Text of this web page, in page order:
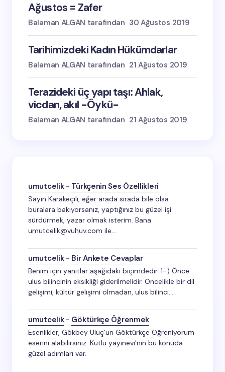
Ağustos = Zafer
Balaman ALGAN tarafından 30 Ağustos 2019
Tarihimizdeki Kadın Hükümdarlar
Balaman ALGAN tarafından 21 Ağustos 2019
Terazideki üç yapı taşı: Ahlak,
vicdan, akıl -Öykü-
Balaman ALGAN tarafından 21 Ağustos 2019
umutcelik- Türkçenin Ses Özellikleri
Sayın Karakeçili, eğer arada sırada bile olsa
buralara bakıyorsanız, yaptığınız bu güzel işi
sürdürmek, yazar olmak isterim. Bana
umutcelik@vuhuv.com ile…
umutcelik- Bir Ankete Cevaplar
Benim için yanıtlar aşağıdaki biçimdedir. 1-) Önce
ulus bilincinin eksikliği giderilmelidir. Öncelikle bir dil
gelişimi, kültür gelişimi olmadan, ulus bilinci…
umutcelik- Göktürkçe Öğrenmek
Esenlikler, Gökbey Uluç'un Göktürkçe Öğreniyorum
eserini alabilirsiniz. Kutlu yayınevi'nin bu konuda
güzel adımları var.